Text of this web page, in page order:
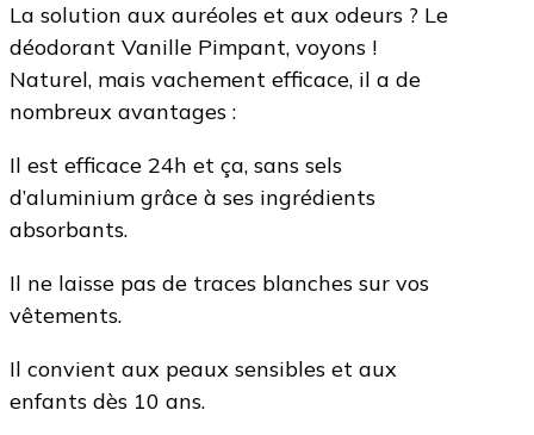
La solution aux auréoles et aux odeurs ? Le
déodorant Vanille Pimpant, voyons !
Naturel, mais vachement efficace, il a de
nombreux avantages :
Il est efficace 24h et ça, sans sels
d’aluminium grâce à ses ingrédients
absorbants.
Il ne laisse pas de traces blanches sur vos
vêtements.
Il convient aux peaux sensibles et aux
enfants dès 10 ans.